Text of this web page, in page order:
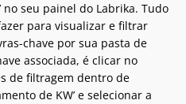
no seu painel do Labrika. Tudo
para visualizar e filtrar
chave por sua pasta de
associada, é clicar no
de filtragem dentro de
de KW’ e selecionar a